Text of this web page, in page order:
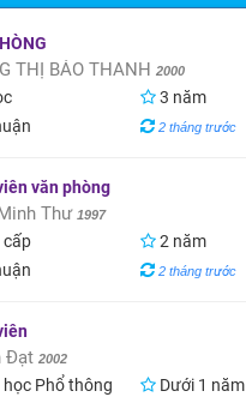
THỊ BẢO THANH 2000
3 năm
2 tháng trước
văn phòng
Thư 1997
cấp
2 năm
2 tháng trước
Đạt 2002
học Phổ thông
Dưới 1 năm